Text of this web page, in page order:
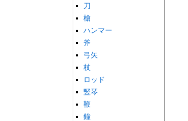
刀
槍
ハンマー
斧
弓矢
杖
ロッド
竪琴
鞭
鐘